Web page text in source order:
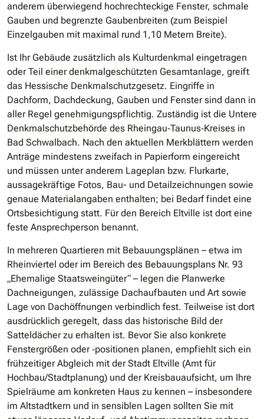
anderem überwiegend hochrechteckige Fenster, schmale
Gauben und begrenzte Gaubenbreiten (zum Beispiel
Einzelgauben mit maximal rund 1,10 Metern Breite).
Ist Ihr Gebäude zusätzlich als Kulturdenkmal eingetragen
oder Teil einer denkmalgeschützten Gesamtanlage, greift
das Hessische Denkmalschutzgesetz. Eingriffe in
Dachform, Dachdeckung, Gauben und Fenster sind dann in
aller Regel genehmigungspflichtig. Zuständig ist die Untere
Denkmalschutzbehörde des Rheingau‐Taunus‐Kreises in
Bad Schwalbach. Nach den aktuellen Merkblättern werden
Anträge mindestens zweifach in Papierform eingereicht
und müssen unter anderem Lageplan bzw. Flurkarte,
aussagekräftige Fotos, Bau- und Detailzeichnungen sowie
genaue Materialangaben enthalten; bei Bedarf findet eine
Ortsbesichtigung statt. Für den Bereich Eltville ist dort eine
feste Ansprechperson benannt.
In mehreren Quartieren mit Bebauungsplänen – etwa im
Rheinviertel oder im Bereich des Bebauungsplans Nr. 93
„Ehemalige Staatsweingüter“ – legen die Planwerke
Dachneigungen, zulässige Dachaufbauten und Art sowie
Lage von Dachöffnungen verbindlich fest. Teilweise ist dort
ausdrücklich geregelt, dass das historische Bild der
Satteldächer zu erhalten ist. Bevor Sie also konkrete
Fenstergrößen oder ‐positionen planen, empfiehlt sich ein
frühzeitiger Abgleich mit der Stadt Eltville (Amt für
Hochbau/Stadtplanung) und der Kreisbauaufsicht, um Ihre
Spielräume am konkreten Haus zu kennen – insbesondere
im Altstadtkern und in sensiblen Lagen sollten Sie mit